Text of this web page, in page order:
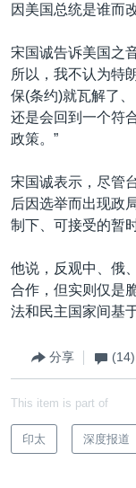
因美国总统是谁而
宋国诚告诉美国之
所以，我不认为特
保(条约)就瓦解了
还是会回到一个符
政策。”
宋国诚表示，尽管
后因选举而出现政
制下、可接受的暂
他说，反观中、俄
合作，但实则仅是
法和民主国家间基
分享 (14)
This item is part of
印太 深度报道